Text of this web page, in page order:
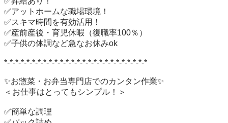
✅アットホームな職場環境！
✅スキマ時間を有効活用！
✅産前産後・育児休暇（復職率100％）
✅子供の体調など急なお休みok
*-*-*-*-*-*-*-*-*-*-*-*-*-*-*-*-*-*-*-*-*-*-*-*-*-*
✨お惣菜・お弁当専門店でのカンタン作業✨
＜お仕事はとってもシンプル！＞
✅簡単な調理